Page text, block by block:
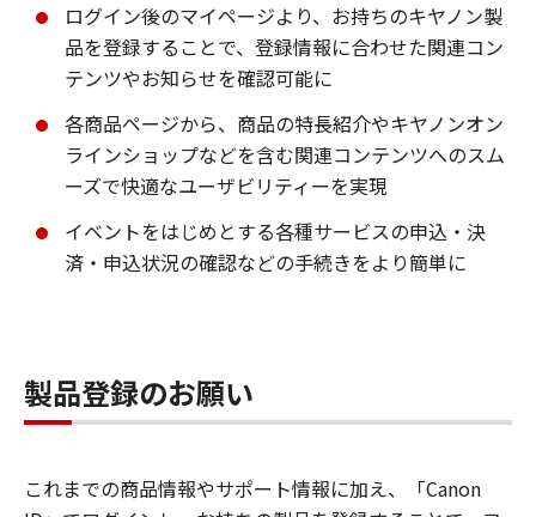
ログイン後のマイページより、お持ちのキヤノン製
品を登録することで、登録情報に合わせた関連コン
テンツやお知らせを確認可能に
各商品ページから、商品の特長紹介やキヤノンオン
ラインショップなどを含む関連コンテンツへのスム
ーズで快適なユーザビリティーを実現
イベントをはじめとする各種サービスの申込・決
済・申込状況の確認などの手続きをより簡単に
製品登録のお願い
これまでの商品情報やサポート情報に加え、「Canon